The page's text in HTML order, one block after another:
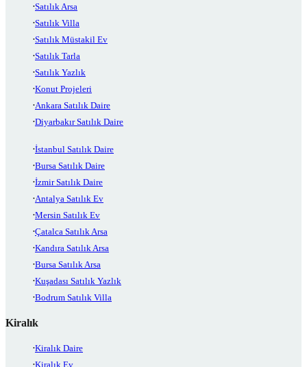
Satılık Arsa
Satılık Villa
Satılık Müstakil Ev
Satılık Tarla
Satılık Yazlık
Konut Projeleri
Ankara Satılık Daire
Diyarbakır Satılık Daire
İstanbul Satılık Daire
Bursa Satılık Daire
İzmir Satılık Daire
Antalya Satılık Ev
Mersin Satılık Ev
Çatalca Satılık Arsa
Kandıra Satılık Arsa
Bursa Satılık Arsa
Kuşadası Satılık Yazlık
Bodrum Satılık Villa
Kiralık
Kiralık Daire
Kiralık Ev